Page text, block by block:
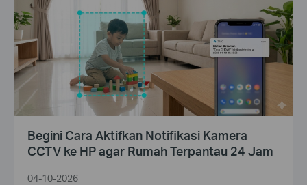
Begini Cara Aktifkan Notifikasi Kamera
CCTV ke HP agar Rumah Terpantau 24 Jam
04-10-2026